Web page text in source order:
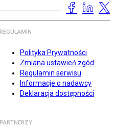
REGULAMIN
Polityka Prywatności
Zmiana ustawień zgód
Regulamin serwisu
Informacje o nadawcy
Deklaracja dostępności
PARTNERZY